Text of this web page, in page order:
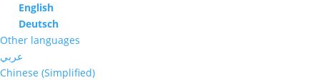
English
Deutsch
Other languages
عربي
Chinese (Simplified)